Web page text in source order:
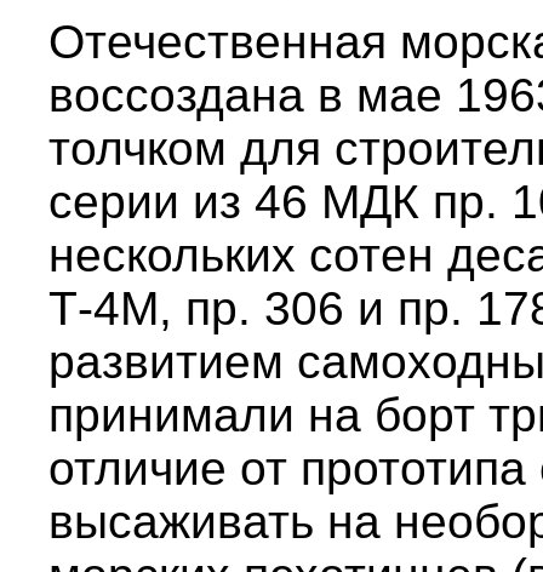
Отечественная
воссоздана в мае
толчком для
серии из 46 МДК пр.
нескольких сотен
Т-4М, пр. 306 и пр.
развитием
принимали на борт
отличие от
высаживать на